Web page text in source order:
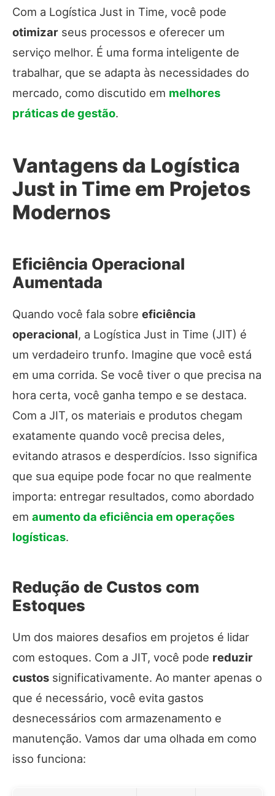
Com a Logística Just in Time, você pode
otimizar seus processos e oferecer um
serviço melhor. É uma forma inteligente de
trabalhar, que se adapta às necessidades do
mercado, como discutido em melhores
práticas de gestão.
Vantagens da Logística
Just in Time em Projetos
Modernos
Eficiência Operacional
Aumentada
Quando você fala sobre eficiência
operacional, a Logística Just in Time (JIT) é
um verdadeiro trunfo. Imagine que você está
em uma corrida. Se você tiver o que precisa na
hora certa, você ganha tempo e se destaca.
Com a JIT, os materiais e produtos chegam
exatamente quando você precisa deles,
evitando atrasos e desperdícios. Isso significa
que sua equipe pode focar no que realmente
importa: entregar resultados, como abordado
em aumento da eficiência em operações
logísticas.
Redução de Custos com
Estoques
Um dos maiores desafios em projetos é lidar
com estoques. Com a JIT, você pode reduzir
custos significativamente. Ao manter apenas o
que é necessário, você evita gastos
desnecessários com armazenamento e
manutenção. Vamos dar uma olhada em como
isso funciona: